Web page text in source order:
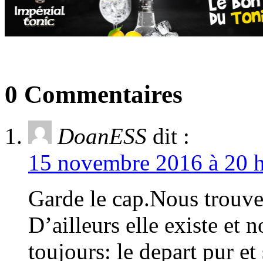
0 Commentaires
DoanESS dit :
15 novembre 2016 à 20
Garde le cap.Nous
D’ailleurs elle existe et
toujours: le depart pur